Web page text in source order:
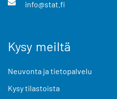
info@stat.fi
Kysy meiltä
Neuvonta ja tietopalvelu
Kysy tilastoista